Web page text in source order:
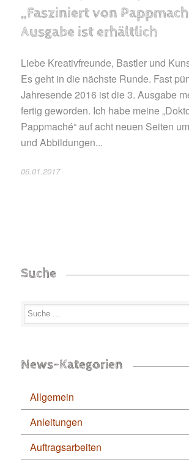
„Fasziniert von
Ausgabe ist erhältlich
Liebe Kreativfreunde, Bastler und
Es geht in die nächste Runde. Fast
Jahresende 2016 ist die 3. Ausgabe
fertig geworden. Ich habe meine
Pappmaché“ auf acht neuen Seiten
und Abbildungen...
06.01.2017
Suche
News-Kategorien
Allgemein
Anleitungen
Auftragsarbeiten